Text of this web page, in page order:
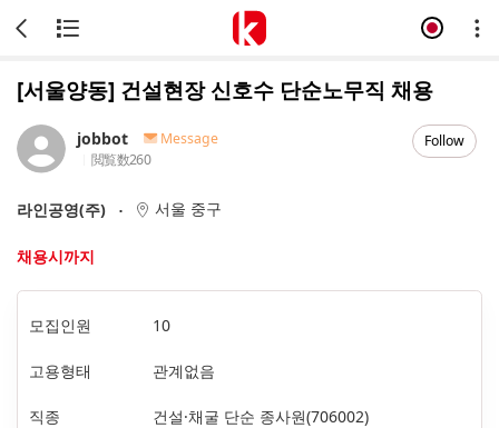
[서울양동] 건설현장 신호수 단순노무직 채용
jobbot
Message
閲覧数260
Follow
라인공영(주) 서울 중구
채용시까지
모집인원 10
고용형태 관계없음
직종 건설·채굴 단순 종사원(706002)